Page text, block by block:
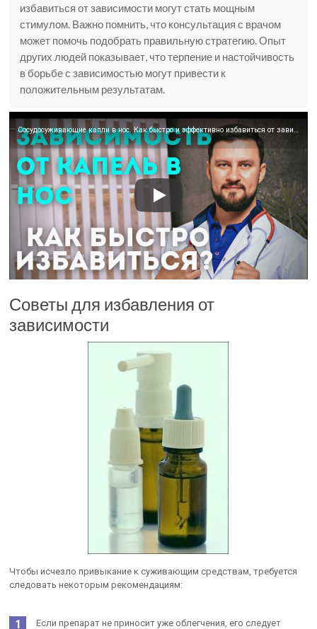
избавиться от зависимости могут стать мощным
стимулом. Важно помнить, что консультация с врачом
может помочь подобрать правильную стратегию. Опыт
других людей показывает, что терпение и настойчивость
в борьбе с зависимостью могут привести к
положительным результатам.
Сосудосуживающие капли в нос. Как быстро и эффективно избавиться от зависимости?
Советы для избавления от
зависимости
Чтобы исчезло привыкание к суживающим средствам, требуется
следовать некоторым рекомендациям:
Если препарат не приносит уже облегчения, его следует